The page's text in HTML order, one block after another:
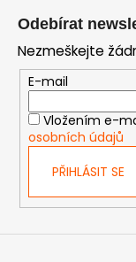
Odebírat
Nezmeškejte
E-mail
Vložením e-
osobních údajů
PŘIHLÁSIT SE